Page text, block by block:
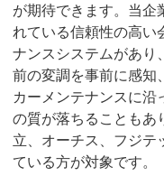
が期待できます。当企
れている信頼性の高い
ナンスシステムがあり
前の変調を事前に感知
カーメンテナンスに沿
の質が落ちることもあ
立、オーチス、フジテ
ている方が対象です。